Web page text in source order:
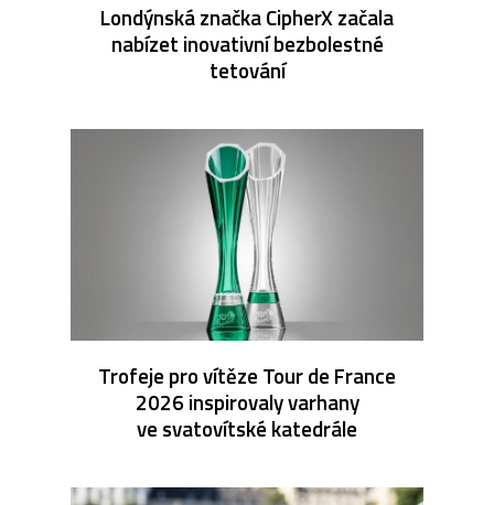
Londýnská značka CipherX začala
nabízet inovativní bezbolestné
tetování
Trofeje pro vítěze Tour de France
2026 inspirovaly varhany
ve svatovítské katedrále